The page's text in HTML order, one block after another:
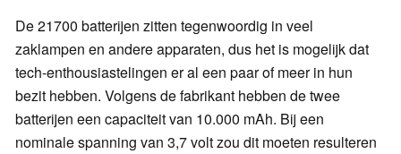
De 21700 batterijen zitten tegenwoordig in veel
zaklampen en andere apparaten, dus het is mogelijk dat
tech-enthousiastelingen er al een paar of meer in hun
bezit hebben. Volgens de fabrikant hebben de twee
batterijen een capaciteit van 10.000 mAh. Bij een
nominale spanning van 3,7 volt zou dit moeten resulteren